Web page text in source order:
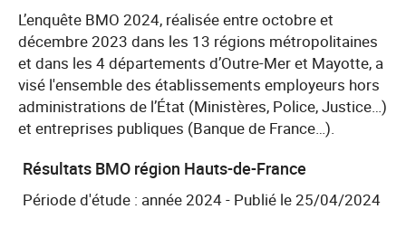
L’enquête BMO 2024, réalisée entre octobre et
décembre 2023 dans les 13 régions métropolitaines
et dans les 4 départements d’Outre-Mer et Mayotte, a
visé l'ensemble des établissements employeurs hors
administrations de l’État (Ministères, Police, Justice…)
et entreprises publiques (Banque de France…).
Résultats BMO région Hauts-de-France
Période d'étude : année 2024 - Publié le 25/04/2024